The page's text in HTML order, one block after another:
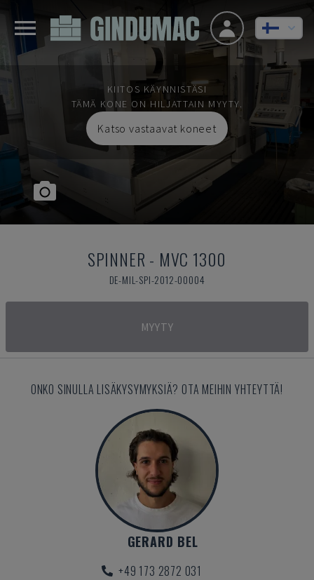
KIITOS KÄYNNISTÄSI
TÄMÄ KONE ON HILJATTAIN MYYTY.
Katso vastaavat koneet
SPINNER - MVC 1300
DE-MIL-SPI-2012-00004
MYYTY
ONKO SINULLA LISÄKYSYMYKSIÄ? OTA MEIHIN YHTEYTTÄ!
GERARD BEL
+49 173 2872 031